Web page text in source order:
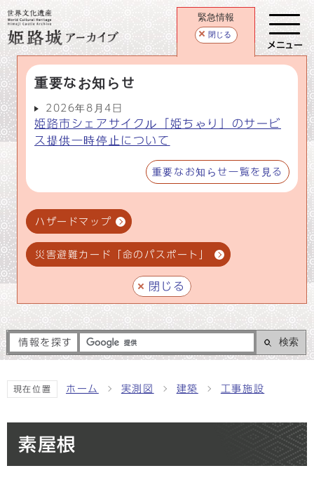
緊急情報
閉じる
重要なお知らせ
2026年8月4日
姫路市シェアサイクル「姫ちゃり」のサービ
ス提供一時停止について
重要なお知らせ一覧を見る
ハザードマップ
災害避難カード「命のパスポート」
閉じる
メニュー
情報を探す 検索
現在位置 ホーム 実測図 建築 工事施設
素屋根